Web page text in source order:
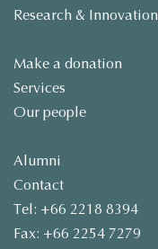
Research & Innovation
Make a donation
Services
Our people
Alumni
Contact
Tel: +66 2218 8394
Fax: +66 2254 7279